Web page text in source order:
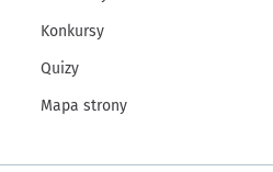
Konkursy
Quizy
Mapa strony